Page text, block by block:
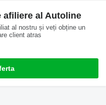
afiliere al Autoline
al nostru și veți obține un
client atras